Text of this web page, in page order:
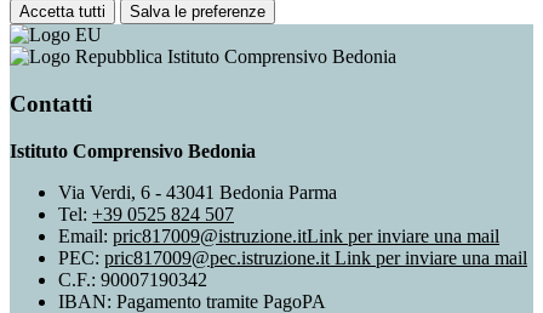
Accetta tutti Salva le preferenze
Istituto Comprensivo Bedonia
Contatti
Istituto Comprensivo Bedonia
Via Verdi, 6 - 43041 Bedonia Parma
Tel: +39 0525 824 507
Email: pric817009@istruzione.itLink per inviare una mail
PEC: pric817009@pec.istruzione.it Link per inviare una mail
C.F.: 90007190342
IBAN: Pagamento tramite PagoPA